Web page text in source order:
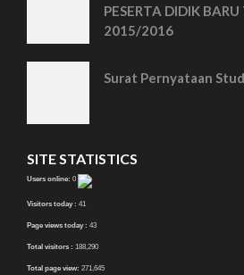
PESERTA DIDIK
2015/2016
Surat Pernyataan
SITE STATISTICS
Users online: 0
Visitors today : 41
Page views today : 43
Total visitors : 188,290
Total page view: 271,645